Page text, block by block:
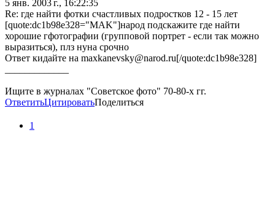
5 янв. 2003 г., 16:22:35
Re: где найти фотки счастливых подростков 12 - 15 лет
[quote:dc1b98e328="MAK"]народ подскажите где найти
хорошие гфотографии (групповой портрет - если так можно
выразиться), плз нуна срочно
Ответ кидайте на maxkanevsky@narod.ru[/quote:dc1b98e328]
Ищите в журналах "Советское фото" 70-80-х гг.
ОтветитьЦитироватьПоделиться
1